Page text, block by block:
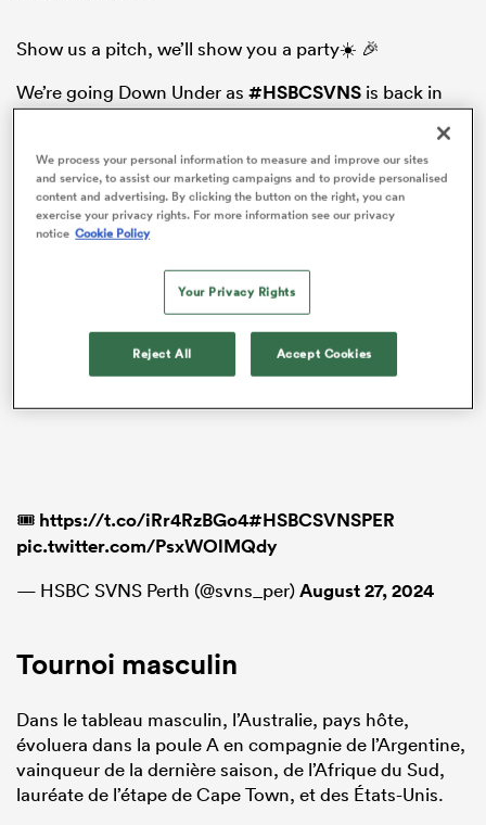
Show us a pitch, we’ll show you a party☀️ 🎉
We’re going Down Under as #HSBCSVNS is back in
🎟️ https://t.co/iRr4RzBGo4#HSBCSVNSPER
pic.twitter.com/PsxWOlMQdy
— HSBC SVNS Perth (@svns_per)August 27, 2024
Tournoi masculin
Dans le tableau masculin, l’Australie, pays hôte,
évoluera dans la poule A en compagnie de l’Argentine,
vainqueur de la dernière saison, de l’Afrique du Sud,
lauréate de l’étape de Cape Town, et des États-Unis.
We process your personal information to measure and improve our sites
and service, to assist our marketing campaigns and to provide personalised
content and advertising. By clicking the button on the right, you can
exercise your privacy rights. For more information see our privacy
notice Cookie Policy
Your Privacy Rights
Reject All Accept Cookies